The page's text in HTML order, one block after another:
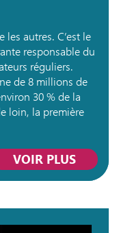
les autres. C’est le
responsable du
réguliers.
de 8 millions de
30 % de la
loin, la première
VOIR PLUS